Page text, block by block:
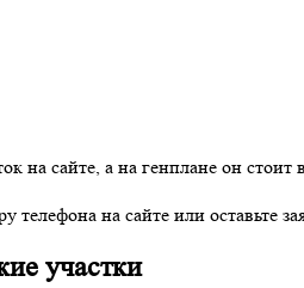
на сайте, а на генплане он
телефона на сайте или оставьте
участки